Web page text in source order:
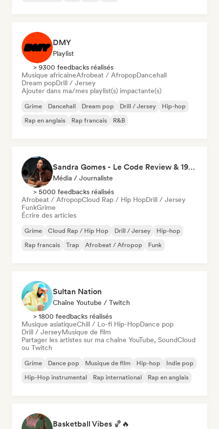
DMY
Playlist
> 9300 feedbacks réalisés
Musique africaineAfrobeat / AfropopDancehall
Dream popDrill / Jersey
Ajouter dans ma/mes playlist(s) impactante(s)
Grime Dancehall Dream pop Drill / Jersey
Hip-hop
Rap en anglais
Rap francais R&B
Sandra Gomes - Le Code Review & 1993initiales
Média / Journaliste
> 5000 feedbacks réalisés
Afrobeat / AfropopCloud Rap / Hip HopDrill / Jersey
FunkGrime
Écrire des articles
Grime Cloud Rap / Hip Hop Drill / Jersey
Hip-hop
Rap francais
Trap Afrobeat / Afropop Funk
Sultan Nation
Chaîne Youtube / Twitch
> 1800 feedbacks réalisés
Musique asiatiqueChill / Lo-fi Hip-HopDance pop
Drill / JerseyMusique de film
Partager les artistes sur ma chaîne YouTube, SoundCloud
ou Twitch
Grime Dance pop Musique de film Hip-hop
Indie pop
Hip-Hop instrumental
Rap international Rap en anglais
Basketball Vibes 🏀🔥